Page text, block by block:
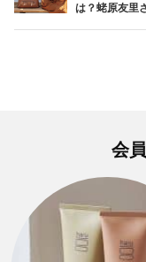
は？蛯原友里
会